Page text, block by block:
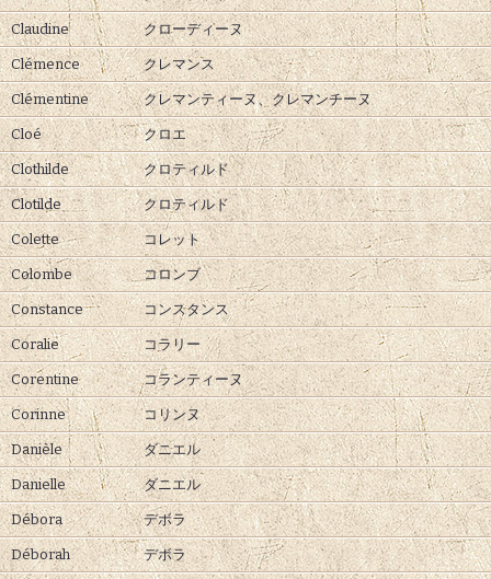
Claudine クローディーヌ
Clémence クレマンス
Clémentine クレマンティーヌ、クレマンチーヌ
Cloé クロエ
Clothilde クロティルド
Clotilde クロティルド
Colette コレット
Colombe コロンブ
Constance コンスタンス
Coralie コラリー
Corentine コランティーヌ
Corinne コリンヌ
Danièle ダニエル
Danielle ダニエル
Débora デボラ
Déborah デボラ